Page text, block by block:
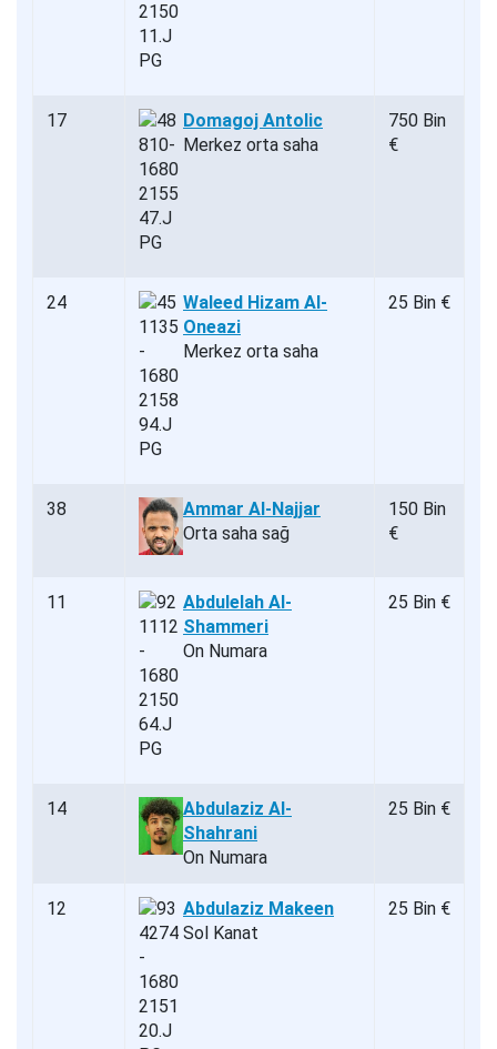
17
Domagoj Antolic
Merkez orta saha
750 Bin
€
24
Waleed Hizam Al-
Oneazi
Merkez orta saha
25 Bin €
38
Ammar Al-Najjar
Orta saha sağ
150 Bin
€
11
Abdulelah Al-
Shammeri
On Numara
25 Bin €
14
Abdulaziz Al-
Shahrani
On Numara
25 Bin €
12
Abdulaziz Makeen
Sol Kanat
25 Bin €